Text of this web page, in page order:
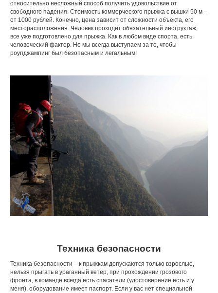
относительно несложный способ получить удовольствие от
свободного падения. Стоимость коммерческого прыжка с вышки 50 м –
от 1000 рублей. Конечно, цена зависит от сложности объекта, его
месторасположения. Человек проходит обязательный инструктаж,
все уже подготовлено для прыжка. Как в любом виде спорта, есть
человеческий фактор. Но мы всегда выступаем за то, чтобы
роупджампинг был безопасным и легальным!
Техника безопасности
Техника безопасности – к прыжкам допускаются только взрослые,
нельзя прыгать в ураганный ветер, при прохождении грозового
фронта, в команде всегда есть спасатели (удостоверение есть и у
меня), оборудование имеет паспорт. Если у вас нет специальной